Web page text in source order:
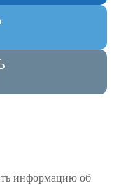
информацию об